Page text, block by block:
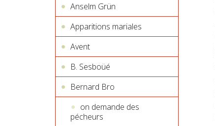
Anselm Grün
Apparitions mariales
Avent
B. Sesboüé
Bernard Bro
on demande des
pécheurs